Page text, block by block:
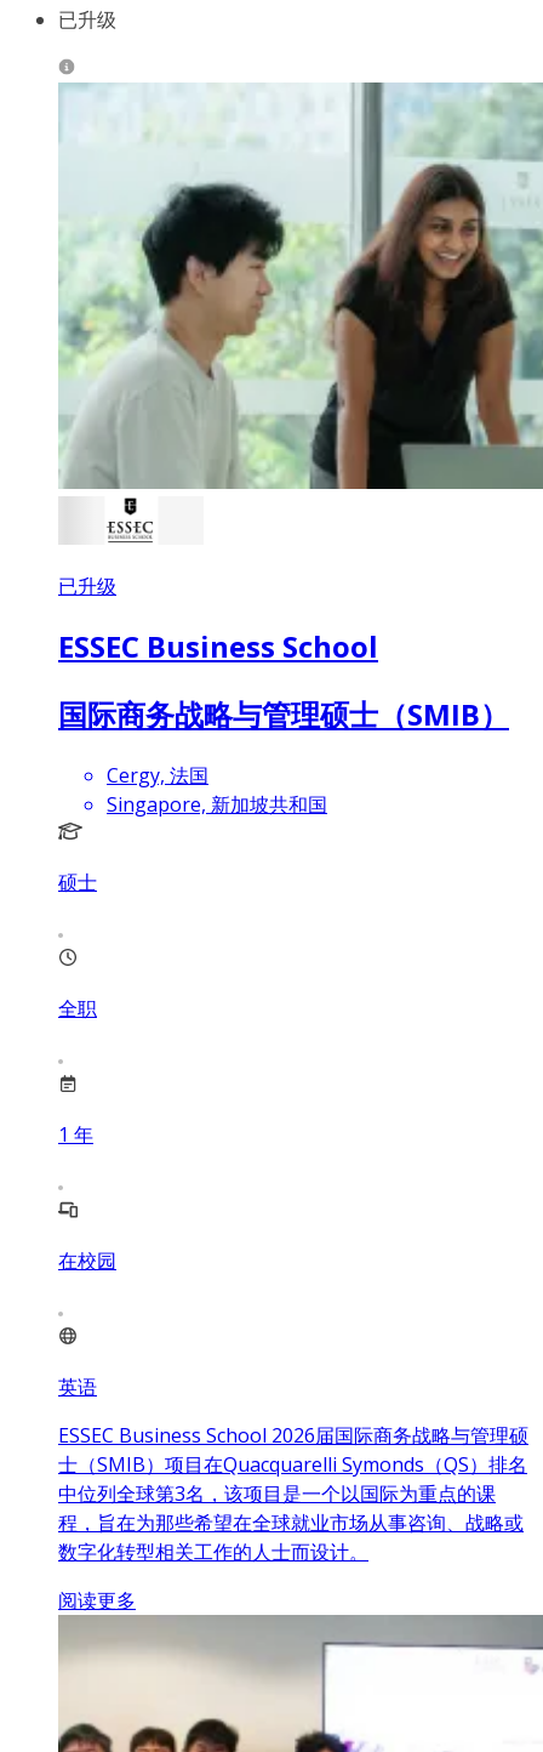
已升级
已升级
ESSEC Business School
国际商务战略与管理硕士（SMIB）
Cergy, 法国
Singapore, 新加坡共和国
硕士
全职
1 年
在校园
英语
ESSEC Business School 2026届国际商务战略与管理硕
士（SMIB）项目在Quacquarelli Symonds（QS）排名
中位列全球第3名，该项目是一个以国际为重点的课
程，旨在为那些希望在全球就业市场从事咨询、战略或
数字化转型相关工作的人士而设计。
阅读更多